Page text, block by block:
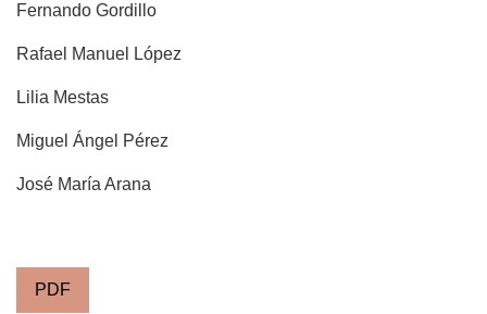
Fernando Gordillo
Rafael Manuel López
Lilia Mestas
Miguel Ángel Pérez
José María Arana
PDF